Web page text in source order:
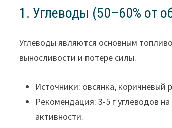
1. Углеводы (50–60% от
Углеводы являются основным
выносливости и потере силы.
Источники: овсянка,
Рекомендация: 3-5 г углеводов
активности.